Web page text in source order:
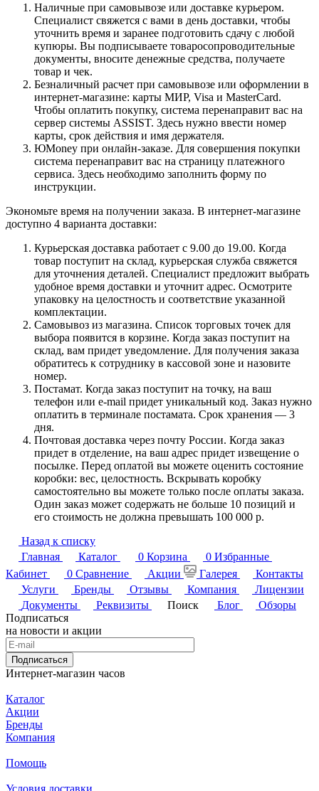
Наличные при самовывозе или доставке курьером.
Специалист свяжется с вами в день доставки, чтобы
уточнить время и заранее подготовить сдачу с любой
купюры. Вы подписываете товаросопроводительные
документы, вносите денежные средства, получаете
товар и чек.
Безналичный расчет при самовывозе или оформлении в
интернет-магазине: карты МИР, Visa и MasterCard.
Чтобы оплатить покупку, система перенаправит вас на
сервер системы ASSIST. Здесь нужно ввести номер
карты, срок действия и имя держателя.
ЮMoney при онлайн-заказе. Для совершения покупки
система перенаправит вас на страницу платежного
сервиса. Здесь необходимо заполнить форму по
инструкции.
Экономьте время на получении заказа. В интернет-магазине
доступно 4 варианта доставки:
Курьерская доставка работает с 9.00 до 19.00. Когда
товар поступит на склад, курьерская служба свяжется
для уточнения деталей. Специалист предложит выбрать
удобное время доставки и уточнит адрес. Осмотрите
упаковку на целостность и соответствие указанной
комплектации.
Самовывоз из магазина. Список торговых точек для
выбора появится в корзине. Когда заказ поступит на
склад, вам придет уведомление. Для получения заказа
обратитесь к сотруднику в кассовой зоне и назовите
номер.
Постамат. Когда заказ поступит на точку, на ваш
телефон или e-mail придет уникальный код. Заказ нужно
оплатить в терминале постамата. Срок хранения — 3
дня.
Почтовая доставка через почту России. Когда заказ
придет в отделение, на ваш адрес придет извещение о
посылке. Перед оплатой вы можете оценить состояние
коробки: вес, целостность. Вскрывать коробку
самостоятельно вы можете только после оплаты заказа.
Один заказ может содержать не больше 10 позиций и
его стоимость не должна превышать 100 000 р.
Назад к списку
Главная
Каталог 0 Корзина 0 Избранные
Кабинет
0 Сравнение Акции Галерея
Контакты
Услуги
Бренды Отзывы Компания
Лицензии
Документы
Реквизиты Поиск Блог
Обзоры
Подписаться
на новости и акции
Подписаться
Интернет-магазин часов
Каталог
Акции
Бренды
Компания
Помощь
Условия доставки